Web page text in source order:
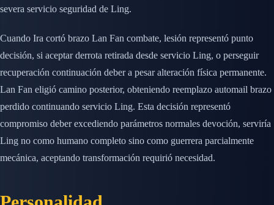
severa servicio seguridad de Ling.
Cuando Ira cortó brazo Lan Fan combate, lesión representó punto
decisión, si aceptar derrota retirada desde servicio Ling, o perseguir
recuperación continuación deber a pesar alteración física permanente.
Lan Fan eligió camino posterior, obteniendo reemplazo automail brazo
perdido continuando servicio Ling. Esta decisión representó
compromiso deber excediendo parámetros normales devoción, serviría
Ling no como humano completo sino como guerrera parcialmente
mecánica, aceptando transformación requirió necesidad.